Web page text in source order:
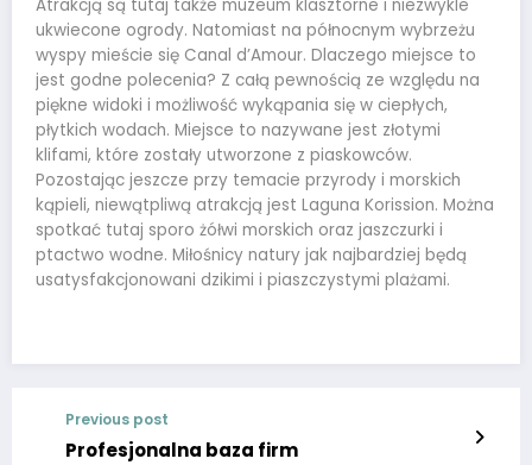
Atrakcją są tutaj także muzeum klasztorne i niezwykle
ukwiecone ogrody. Natomiast na północnym wybrzeżu
wyspy mieście się Canal d’Amour. Dlaczego miejsce to
jest godne polecenia? Z całą pewnością ze względu na
piękne widoki i możliwość wykąpania się w ciepłych,
płytkich wodach. Miejsce to nazywane jest złotymi
klifami, które zostały utworzone z piaskowców.
Pozostając jeszcze przy temacie przyrody i morskich
kąpieli, niewątpliwą atrakcją jest Laguna Korission. Można
spotkać tutaj sporo żółwi morskich oraz jaszczurki i
ptactwo wodne. Miłośnicy natury jak najbardziej będą
usatysfakcjonowani dzikimi i piaszczystymi plażami.
Previous post
Profesjonalna baza firm